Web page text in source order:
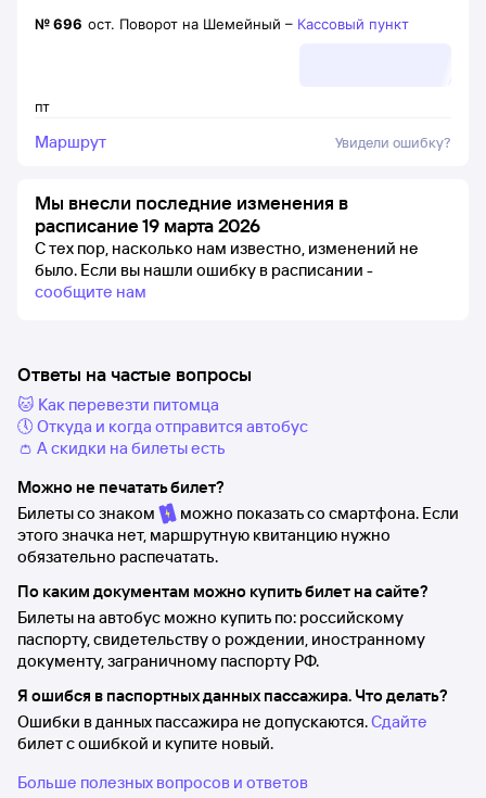
пт
№696 ост. Поворот на Шемейный – Кассовый пункт
Маршрут Увидели ошибку?
Мы внесли последние изменения в
расписание 19 марта 2026
С тех пор, насколько нам известно, изменений не
было. Если вы нашли ошибку в расписании -
сообщите нам
Ответы на частые вопросы
🐱 Как перевезти питомца
🕔 Откуда и когда отправится автобус
👛 А скидки на билеты есть
Можно не печатать билет?
Билеты со знаком
можно показать со смартфона. Если
этого значка нет, маршрутную квитанцию нужно
обязательно распечатать.
По каким документам можно купить билет на сайте?
Билеты на автобус можно купить по: российскому
паспорту, свидетельству о рождении, иностранному
документу, заграничному паспорту РФ.
Я ошибся в паспортных данных пассажира. Что делать?
Ошибки в данных пассажира не допускаются.Сдайте
билет с ошибкой и купите новый.
Больше полезных вопросов и ответов